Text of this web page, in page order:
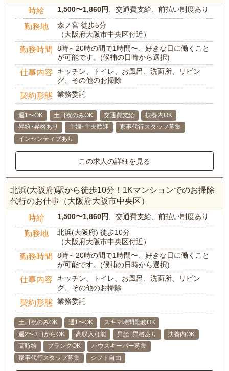
時給 1,500〜1,860円 、交通費支給、前払い制度あり
勤務地
森ノ宮 徒歩5分
（大阪府大阪市中央区付近）
勤務時間
8時～20時の間で1時間〜、好きな日に働くこと
が可能です。(候補の日時から選択)
仕事内容
キッチン、トイレ、お風呂、洗面所、リビン
グ、その他のお掃除
契約形態 業務委託
週1〜OK 土日祝のみOK 交通費支給
扶養内OK
昇給･昇格あり
主婦･主夫歓迎
家事代行スタッフ募集
インセンティブあり
この求人の詳細を見る
北浜(大阪府)駅から徒歩10分！1Kマンションでのお掃除
代行のお仕事（大阪府大阪市中央区）
時給 1,500〜1,860円 、交通費支給、前払い制度あり
勤務地
北浜(大阪府) 徒歩10分
（大阪府大阪市中央区付近）
勤務時間
8時～20時の間で1時間〜、好きな日に働くこと
が可能です。(候補の日時から選択)
仕事内容
キッチン、トイレ、お風呂、洗面所、リビン
グ、その他のお掃除
契約形態 業務委託
土日祝のみOK 週1〜OK
スキマ時間勤務OK
週2〜3日からOK
高収入可能 昇給･昇格あり
扶養内OK
高時給
ブランクOK
ハウスキーパー募集
家事代行スタッフ募集
シフト自由